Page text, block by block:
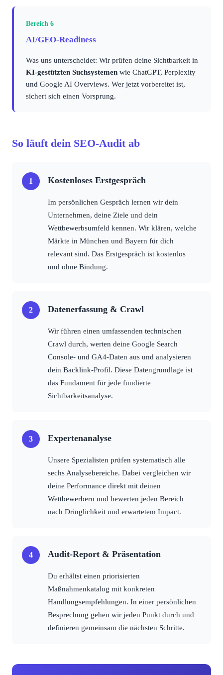
Bereich 6
AI/GEO-Readiness
Was uns unterscheidet: Wir prüfen deine Sichtbarkeit in
KI-gestützten Suchsystemen wie ChatGPT, Perplexity
und Google AI Overviews. Wer jetzt vorbereitet ist,
sichert sich einen Vorsprung.
So läuft dein SEO-Audit ab
Kostenloses Erstgespräch
Im persönlichen Gespräch lernen wir dein
Unternehmen, deine Ziele und dein
Wettbewerbsumfeld kennen. Wir klären, welche
Märkte in München und Bayern für dich
relevant sind. Das Erstgespräch ist kostenlos
und ohne Bindung.
Datenerfassung & Crawl
Wir führen einen umfassenden technischen
Crawl durch, werten deine Google Search
Console- und GA4-Daten aus und analysieren
dein Backlink-Profil. Diese Datengrundlage ist
das Fundament für jede fundierte
Sichtbarkeitsanalyse.
Expertenanalyse
Unsere Spezialisten prüfen systematisch alle
sechs Analysebereiche. Dabei vergleichen wir
deine Performance direkt mit deinen
Wettbewerbern und bewerten jeden Bereich
nach Dringlichkeit und erwartetem Impact.
Audit-Report & Präsentation
Du erhältst einen priorisierten
Maßnahmenkatalog mit konkreten
Handlungsempfehlungen. In einer persönlichen
Besprechung gehen wir jeden Punkt durch und
definieren gemeinsam die nächsten Schritte.